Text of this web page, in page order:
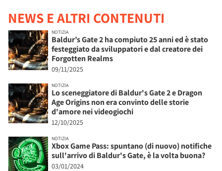
NEWS E ALTRI CONTENUTI
NOTIZIA
Baldur’s Gate 2 ha compiuto 25 anni ed è stato
festeggiato da sviluppatori e dal creatore dei
Forgotten Realms
09/11/2025
NOTIZIA
Lo sceneggiatore di Baldur's Gate 2 e Dragon
Age Origins non era convinto delle storie
d'amore nei videogiochi
12/10/2025
NOTIZIA
Xbox Game Pass: spuntano (di nuovo) notifiche
sull'arrivo di Baldur's Gate, è la volta buona?
03/01/2024